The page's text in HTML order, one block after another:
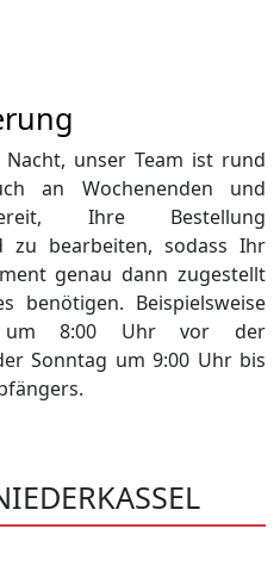
unser Team ist rund
an Wochenenden und
Ihre Bestellung
zu bearbeiten, sodass Ihr
genau dann zugestellt
benötigen. Beispielsweise
um 8:00 Uhr vor der
Sonntag um 9:00 Uhr bis